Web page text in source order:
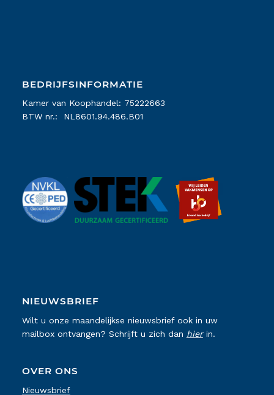
BEDRIJFSINFORMATIE
Kamer van Koophandel: 75222663
BTW nr.: NL8601.94.486.B01
NIEUWSBRIEF
Wilt u onze maandelijkse nieuwsbrief ook in uw
mailbox ontvangen? Schrijft u zich dan hierin.
OVER ONS
Nieuwsbrief